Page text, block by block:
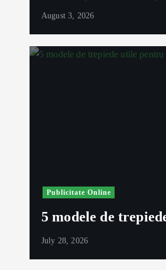
August 3, 2026
Publicitate Online
5 modele de
July 28, 2026